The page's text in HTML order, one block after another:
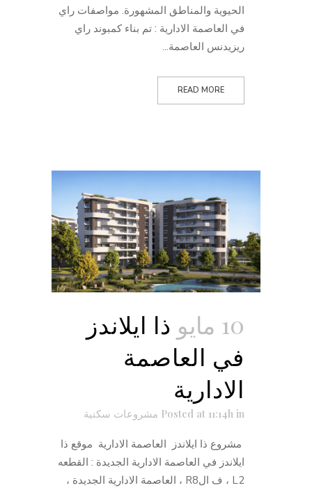
الحيوية والمناطق المشهورة. مواصفات راي
في العاصمة الادارية : تم بناء كمبوند راي
ريزيدنس العاصمة...
READ MORE
10 مايو
ذا ايلاندز
في العاصمة
الادارية
Posted at 11:14h in مشروعات سكنية
مشروع ذا ايلاندز العاصمة الادارية موقع ذا
ايلاندز في العاصمة الادارية الجديدة : القطعه
L2 ، ف الR8 ، العاصمة الادارية الجديدة ،